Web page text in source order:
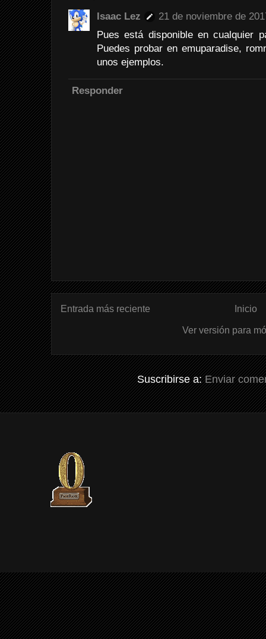
Isaac Lez
21 de noviembre de
Pues está disponible en cualquier
Puedes probar en emuparadise,
unos ejemplos.
Responder
Entrada más reciente Inicio
Ver versión para
Suscribirse a:Enviar